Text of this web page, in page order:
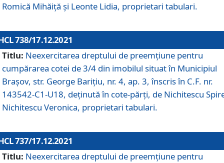
Romică Mihăiță și Leonte Lidia, proprietari tabulari.
738/17.12.2021
Titlu: Neexercitarea dreptului de preemţiune pentru
cumpărarea cotei de 3/4 din imobilul situat în Municipiul
Braşov, str. George Barițiu, nr. 4, ap. 3, înscris în C.F. nr.
143542-C1-U18, deținută în cote-părți, de Nichitescu
Nichitescu Veronica, proprietari tabulari.
737/17.12.2021
Titlu: Neexercitarea dreptului de preemţiune pentru